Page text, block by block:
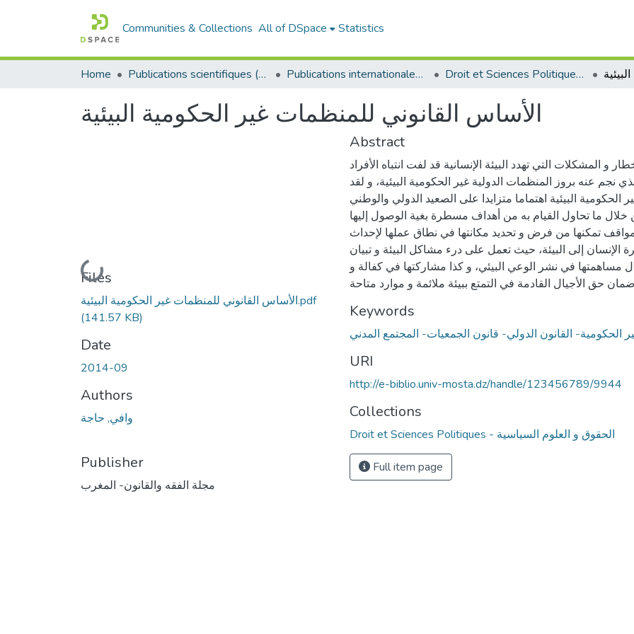
Communities & Collections All of DSpace Statistics
Home Publications scientifiques (Laboratoires) Publications internationales - منشورات دولية Droit et Sciences Politiques - الحقوق و العلوم السياسية
الأساس القانوني للمنظمات غير الحكومية البيئية
Loading...
Files
الأساس القانوني للمنظمات غير الحكومية البيئية.pdf
(141.57 KB)
Date
2014-09
Authors
وافي, حاجة
Publisher
مجلة الفقه والقانون- المغرب
Abstract
و المشكلات التي تهدد البيئة الإنسانية قد لفت انتباه الأفراد
نجم عنه بروز المنظمات الدولية غير الحكومية البيئية، و لقد
البيئية اهتماما متزايدا على الصعيد الدولي والوطني
ما تحاول القيام به من أهداف مسطرة بغية الوصول إليها
مواقف تمكنها من فرض و تحديد مكانتها في نطاق عملها لإحداث
الإنسان إلى البيئة، حيث تعمل على درء مشاكل البيئة و تبيان
مساهمتها في نشر الوعي البيئي، و كذا مشاركتها في كفالة و
Keywords
الحكومية- القانون الدولي- قانون الجمعيات- المجتمع المدني
URI
http://e-biblio.univ-mosta.dz/handle/123456789/9944
Collections
Droit et Sciences Politiques - الحقوق و العلوم السياسية
Full item page